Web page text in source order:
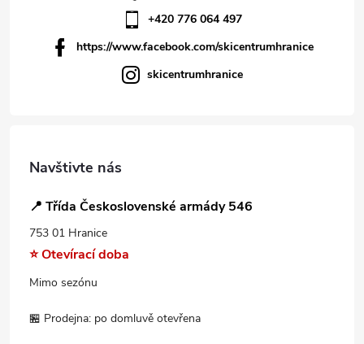
+420 776 064 497
https://www.facebook.com/skicentrumhranice
skicentrumhranice
Navštivte nás
📍 Třída Československé armády 546
753 01 Hranice
⭐ Otevírací doba
Mimo sezónu
🏪 Prodejna: po domluvě otevřena